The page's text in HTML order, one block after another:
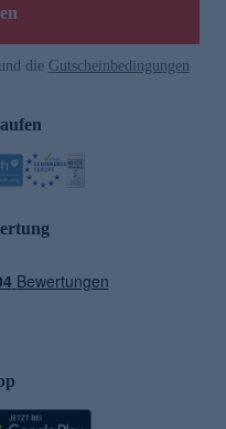
und die Gutscheinbedingungen